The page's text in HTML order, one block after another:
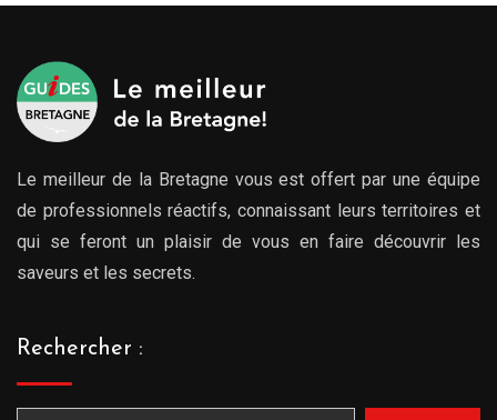
Le meilleur de la Bretagne vous est offert par une équipe
de professionnels réactifs, connaissant leurs territoires et
qui se feront un plaisir de vous en faire découvrir les
saveurs et les secrets.
Rechercher :